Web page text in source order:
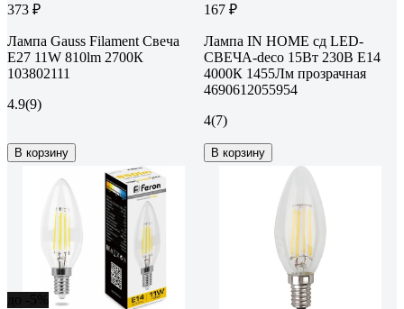
373 ₽
Лампа Gauss Filament Свеча
Е27 11W 810lm 2700К
103802111
4.9(9)
В корзину
167 ₽
Лампа IN HOME сд LED-
СВЕЧА-deco 15Вт 230В Е14
4000К 1455Лм прозрачная
4690612055954
4(7)
В корзину